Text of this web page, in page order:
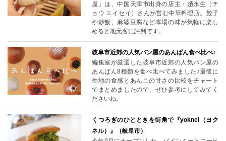
屋』は、中国天津市出身の店主・趙永生（チ
ョウ エイセイ）さんが営む中華料理店。餃子
や炒飯、麻婆豆腐など本場の味が気軽に楽し
めると地元客に評判です。
岐阜市近郊の人気パン屋のあんぱん食べ比べ♪
編集室が厳選した岐阜市近郊の人気パン屋の
あんぱん8種類を食べ比べてみました♪最後に
生地の食感とあんこの甘さの比較をチャート
でまとめましたので、ぜひ参考にしてみてく
ださいね。
くつろぎのひとときを街角で『yoknel（ヨク
ネル）』（岐阜市）